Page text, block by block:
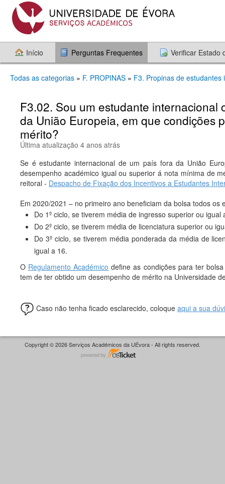
Início Perguntas Frequentes Verificar Estado
Todas as categorias » F. PROPINAS » F3. Propinas de estudantes
F3.02. Sou um estudante
da União Europeia, em que condições
mérito?
Última atualização 4 anos atrás
Se é estudante internacional de um país fora da União
desempenho académico igual ou superior á nota mínima de
reitoral - Despacho de Fixação dos Incentivos a Estudantes
Em 2020/2021 – no primeiro ano beneficiam da bolsa todos os
Do 1º ciclo, se tiverem média de ingresso superior ou igual
Do 2º ciclo, se tiverem média de licenciatura superior ou
Do 3º ciclo, se tiverem média ponderada da média de
igual a 16.
O Regulamento Académico define as condições para ter
tem de ter obtido um desempenho de mérito na Universidade
Caso não tenha ficado esclarecido, coloque aqui a sua
Copyright © 2026 Serviços Académicos da UÉvora - All rights reserved.